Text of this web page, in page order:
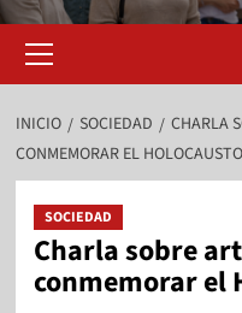
INICIO SOCIEDAD
CHARLA
CONMEMORAR EL HOLOCAUSTO
SOCIEDAD
Charla sobre
conmemorar el